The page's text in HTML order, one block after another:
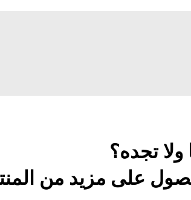
تجده؟
على مزيد من